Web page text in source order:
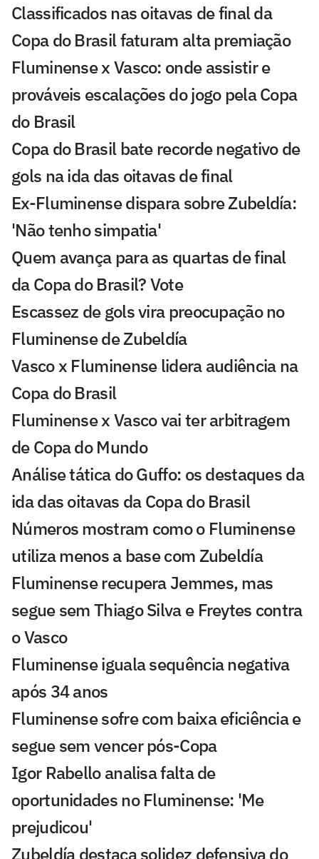
Classificados nas oitavas de final da
Copa do Brasil faturam alta premiação
Fluminense x Vasco: onde assistir e
prováveis escalações do jogo pela Copa
do Brasil
Copa do Brasil bate recorde negativo de
gols na ida das oitavas de final
Ex-Fluminense dispara sobre Zubeldía:
'Não tenho simpatia'
Quem avança para as quartas de final
da Copa do Brasil? Vote
Escassez de gols vira preocupação no
Fluminense de Zubeldía
Vasco x Fluminense lidera audiência na
Copa do Brasil
Fluminense x Vasco vai ter arbitragem
de Copa do Mundo
Análise tática do Guffo: os destaques da
ida das oitavas da Copa do Brasil
Números mostram como o Fluminense
utiliza menos a base com Zubeldía
Fluminense recupera Jemmes, mas
segue sem Thiago Silva e Freytes contra
o Vasco
Fluminense iguala sequência negativa
após 34 anos
Fluminense sofre com baixa eficiência e
segue sem vencer pós-Copa
Igor Rabello analisa falta de
oportunidades no Fluminense: 'Me
prejudicou'
Zubeldía destaca solidez defensiva do